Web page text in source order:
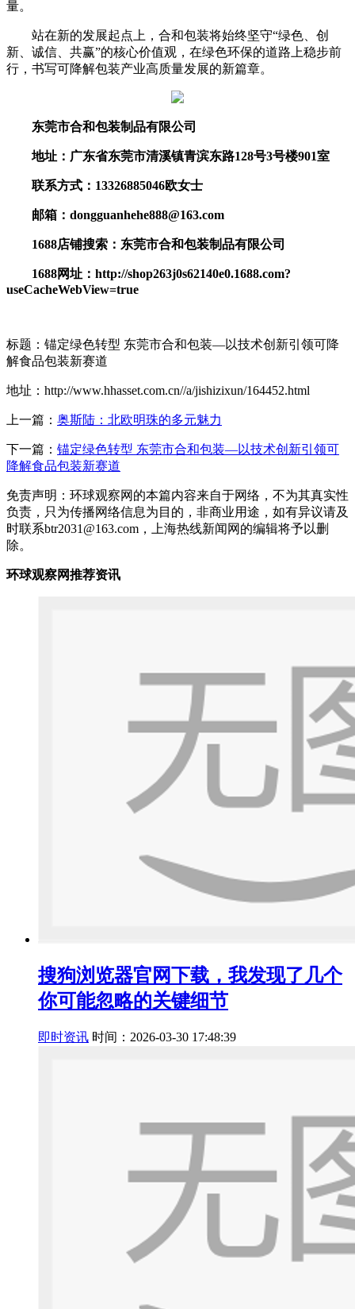
量。
站在新的发展起点上，合和包装将始终坚守“绿色、创
新、诚信、共赢”的核心价值观，在绿色环保的道路上稳步前
行，书写可降解包装产业高质量发展的新篇章。
东莞市合和包装制品有限公司
地址： 广东省东莞市清溪镇青滨东路128号3号楼901室
联系方式：13326885046欧女士
邮箱： dongguanhehe888@163.com
1688店铺搜索 ：东莞市合和包装制品有限公司
1688网址： http://shop263j0s62140e0.1688.com?
useCacheWebView=true
标题：锚定绿色转型 东莞市合和包装—以技术创新引领可降
解食品包装新赛道
地址：http://www.hhasset.com.cn//a/jishizixun/164452.html
上一篇： 奥斯陆：北欧明珠的多元魅力
下一篇： 锚定绿色转型 东莞市合和包装—以技术创新引领可
降解食品包装新赛道
免责声明：环球观察网的本篇内容来自于网络，不为其真实性
负责，只为传播网络信息为目的，非商业用途，如有异议请及
时联系btr2031@163.com，上海热线新闻网的编辑将予以删
除。
环球观察网推荐资讯
搜狗浏览器官网下载，我发现了几个
你可能忽略的关键细节
即时资讯 时间：2026-03-30 17:48:39